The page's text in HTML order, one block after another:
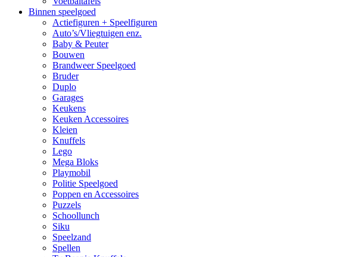
Binnen speelgoed
Actiefiguren + Speelfiguren
Auto’s/Vliegtuigen enz.
Baby & Peuter
Bouwen
Brandweer Speelgoed
Bruder
Duplo
Garages
Keukens
Keuken Accessoires
Kleien
Knuffels
Lego
Mega Bloks
Playmobil
Politie Speelgoed
Poppen en Accessoires
Puzzels
Schoollunch
Siku
Speelzand
Spellen